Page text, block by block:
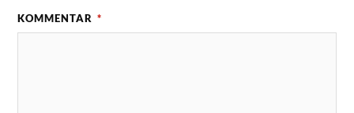
KOMMENTAR *